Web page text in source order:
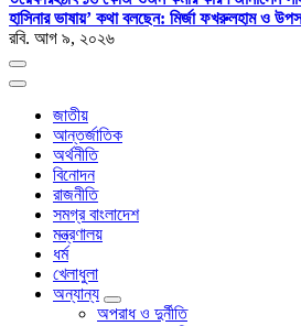
হাসিনার ভাষায়’ কথা বলছেন: মির্জা ফখরুলহাম ও
রবি. আগ ৯, ২০২৬
জাতীয়
আন্তর্জাতিক
অর্থনীতি
বিনোদন
রাজনীতি
সমগ্র বাংলাদেশ
মন্ত্রণালয়
ধর্ম
খেলাধুলা
অন্যান্য
অপরাধ ও দুর্নীতি